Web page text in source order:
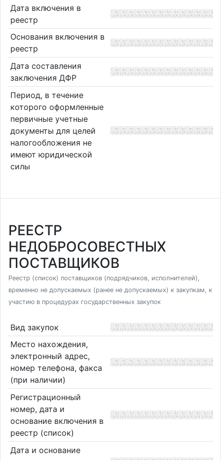
Дата включения в
реестр
Основания включения в
реестр
Дата составления
заключения ДФР
Период, в течение
которого оформленные
первичные учетные
документы для целей
налогообложения не
имеют юридической
силы
РЕЕСТР
НЕДОБРОСОВЕСТНЫХ
ПОСТАВЩИКОВ
Реестр (список) поставщиков (подрядчиков, исполнителей),
временно не допускаемых (ранее не допускаемых) к закупкам, к
участию в процедурах государственных закупок
Вид закупок
Место нахождения,
электронный адрес,
номер телефона, факса
(при наличии)
Регистрационный
номер, дата и
основание включения в
реестр (список)
Дата и основание